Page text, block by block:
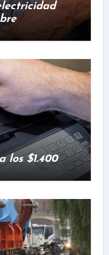
los $1.400